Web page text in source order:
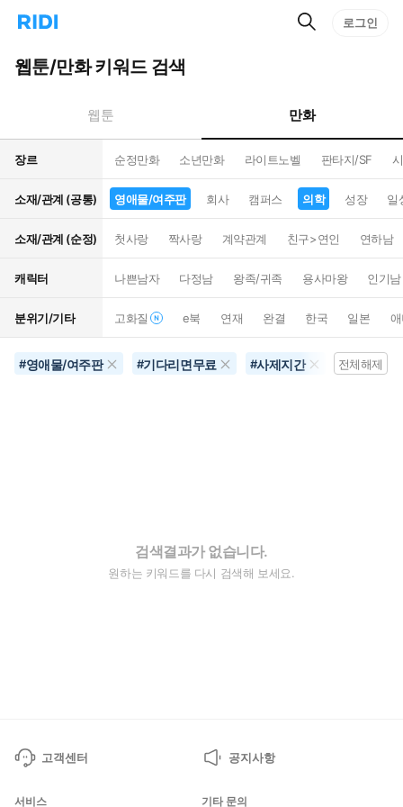
리
홈
으
턴
트
검
로그인
웹툰/만화 키워드 검색
웹툰 만화
장르 순정만화 소년만화 라이트노벨 판타지/SF
소재/관계 (공통) 영애물/여주판 회사 캠퍼스 의학 성장 일
소재/관계 (순정) 첫사랑 짝사랑 계약관계 친구>연인 연하남
캐릭터 나쁜남자 다정남 왕족/귀족 용사마왕 인기남
분위기/기타 고화질 e북 연재 완결 한국 일본
#영애물/여주판 #기다리면무료 #사제지간 #역하렘
전체해제
검색결과가 없습니다.
원하는 키워드를 다시 검색해 보세요.
고객센터 공지사항
서비스 기타 문의